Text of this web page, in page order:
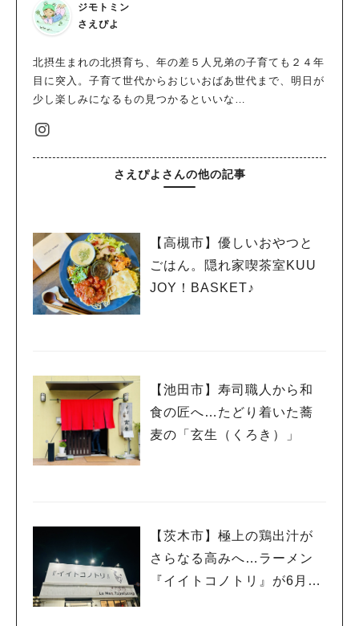
ジモトミン
さえぴよ
北摂生まれの北摂育ち、年の差５人兄弟の子育ても２４年
目に突入。子育て世代からおじいおばあ世代まで、明日が
少し楽しみになるもの見つかるといいな…
さえぴよさんの他の記事
【高槻市】優しいおやつと
ごはん。隠れ家喫茶室KUU
JOY！BASKET♪
【池田市】寿司職人から和
食の匠へ…たどり着いた蕎
麦の「玄生（くろき）」
【茨木市】極上の鶏出汁が
さらなる高みへ…ラーメン
『イイトコノトリ』が6月よ